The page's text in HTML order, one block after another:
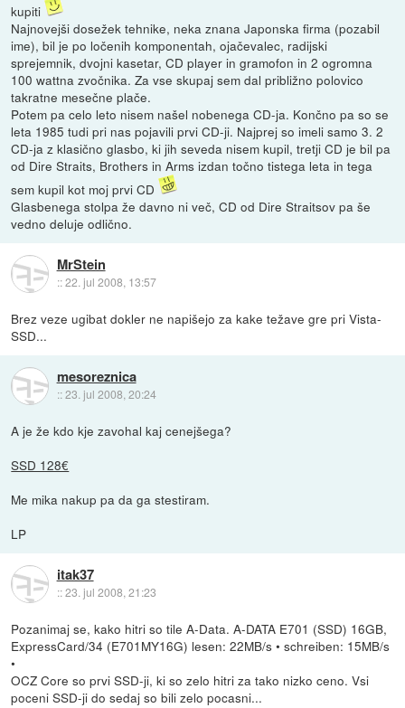
kupiti
Najnovejši dosežek tehnike, neka znana Japonska firma (pozabil
ime), bil je po ločenih komponentah, ojačevalec, radijski
sprejemnik, dvojni kasetar, CD player in gramofon in 2 ogromna
100 wattna zvočnika. Za vse skupaj sem dal približno polovico
takratne mesečne plače.
Potem pa celo leto nisem našel nobenega CD-ja. Končno pa so se
leta 1985 tudi pri nas pojavili prvi CD-ji. Najprej so imeli samo 3. 2
CD-ja z klasično glasbo, ki jih seveda nisem kupil, tretji CD je bil pa
od Dire Straits, Brothers in Arms izdan točno tistega leta in tega
sem kupil kot moj prvi CD
Glasbenega stolpa že davno ni več, CD od Dire Straitsov pa še
vedno deluje odlično.
MrStein
::22. jul 2008, 13:57
Brez veze ugibat dokler ne napišejo za kake težave gre pri Vista-
SSD...
mesoreznica
::23. jul 2008, 20:24
A je že kdo kje zavohal kaj cenejšega?
SSD 128€
Me mika nakup pa da ga stestiram.
LP
itak37
::23. jul 2008, 21:23
Pozanimaj se, kako hitri so tile A-Data. A-DATA E701 (SSD) 16GB,
ExpressCard/34 (E701MY16G) lesen: 22MB/s • schreiben: 15MB/s
•
OCZ Core so prvi SSD-ji, ki so zelo hitri za tako nizko ceno. Vsi
poceni SSD-ji do sedaj so bili zelo pocasni...